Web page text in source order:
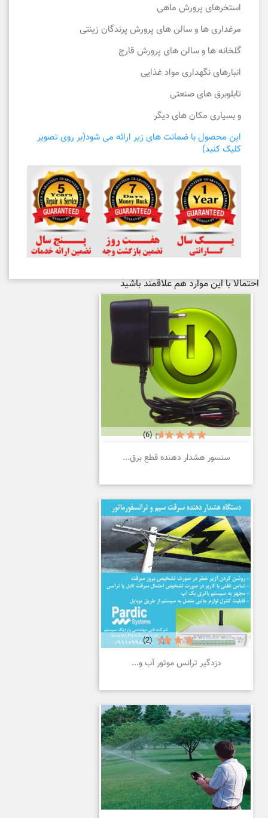
استخرهای پرورش ماهی
مرغداری ها و سالن های پرورش پرندگان زینتی
گلخانه ها و سالن های پرورش قارچ
انبارهای نگهداری مواد غذایی
تابلوبرق های صنعتی
و بسیاری مکان های دیگر
این محصول با ضمانت های زیر ارائه می شود(بر روی تصویر
کلیک کنید)
احتمالا با این موارد هم علاقمند باشید
سنسور هشدار دهنده قطع برق...
(6)
دزدگیر ترانس موتور آب و...
(2)